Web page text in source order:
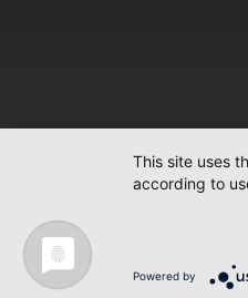
This site uses
according to
Powered by